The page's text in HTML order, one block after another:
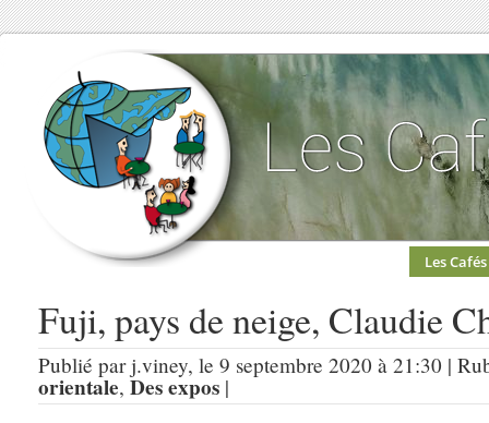
Les Cafés
Fuji, pays de neige, Claudie
Publié par j.viney, le 9 septembre 2020 à 21:30 |
orientale, Des expos |